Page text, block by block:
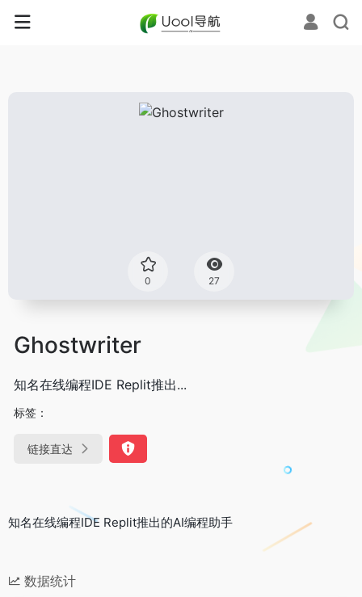
0 27
Ghostwriter
知名在线编程IDE Replit推出...
标签：
链接直达
知名在线编程IDE Replit推出的AI编程助手
数据统计